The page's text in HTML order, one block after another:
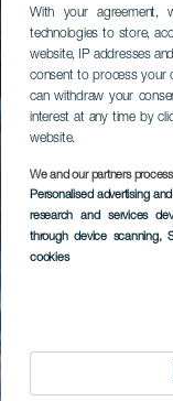
With your
technologies to store,
website, IP addresses
consent to process your
can withdraw your
interest at any time by
website.
We and our partners
Personalised advertising
research and services
through device scanning,
cookies